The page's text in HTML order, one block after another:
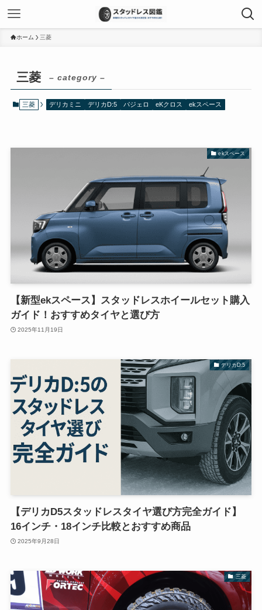
ホーム 三菱
三菱 – category –
三菱 デリカミニ デリカD:5 パジェロ eKクロス ekスペース
ekスペース
【新型ekスペース】スタッドレスホイールセット購入
ガイド！おすすめタイヤと選び方
2025年11月19日
デリカD:5
【デリカD5スタッドレスタイヤ選び方完全ガイド】
16インチ・18インチ比較とおすすめ商品
2025年9月28日
三菱